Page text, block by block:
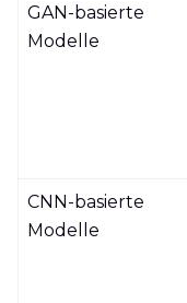
GAN-basierte
Modelle
CNN-basierte
Modelle